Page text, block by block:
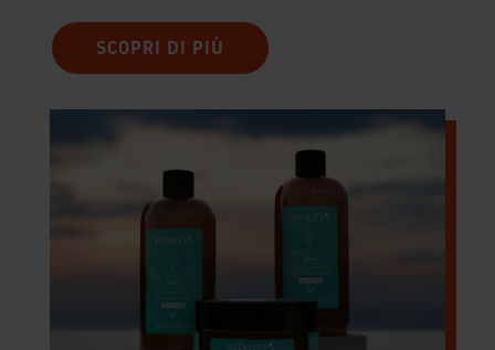
SCOPRI DI PIÙ